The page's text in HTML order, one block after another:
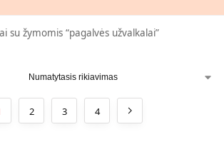
su žymomis “pagalvės užvalkalai”
2 3 4